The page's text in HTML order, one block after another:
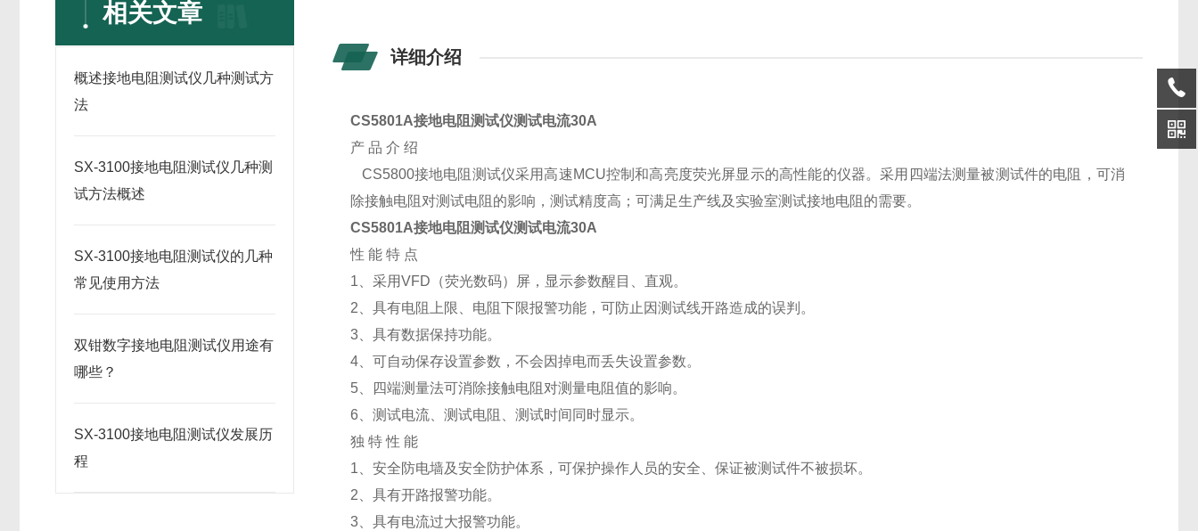
相关文章
概述接地电阻测试仪几种测试方
法
SX-3100接地电阻测试仪几种测
试方法概述
SX-3100接地电阻测试仪的几种
常见使用方法
双钳数字接地电阻测试仪用途有
哪些？
SX-3100接地电阻测试仪发展历
程
详细介绍
CS5801A接地电阻测试仪测试电流30A
产 品 介 绍
CS5800接地电阻测试仪采用高速MCU控制和高亮度荧光屏显示的高性能的仪器。采用四端法测量被测试件的电阻，可消
除接触电阻对测试电阻的影响，测试精度高；可满足生产线及实验室测试接地电阻的需要。
CS5801A接地电阻测试仪测试电流30A
性 能 特 点
1、采用VFD（荧光数码）屏，显示参数醒目、直观。
2、具有电阻上限、电阻下限报警功能，可防止因测试线开路造成的误判。
3、具有数据保持功能。
4、可自动保存设置参数，不会因掉电而丢失设置参数。
5、四端测量法可消除接触电阻对测量电阻值的影响。
6、测试电流、测试电阻、测试时间同时显示。
独 特 性 能
1、安全防电墙及安全防护体系，可保护操作人员的安全、保证被测试件不被损坏。
2、具有开路报警功能。
3、具有电流过大报警功能。